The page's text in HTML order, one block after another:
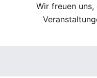
Wir freuen